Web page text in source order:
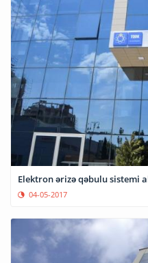
Elektron ərizə qəbulu sistemi
04-05-2017